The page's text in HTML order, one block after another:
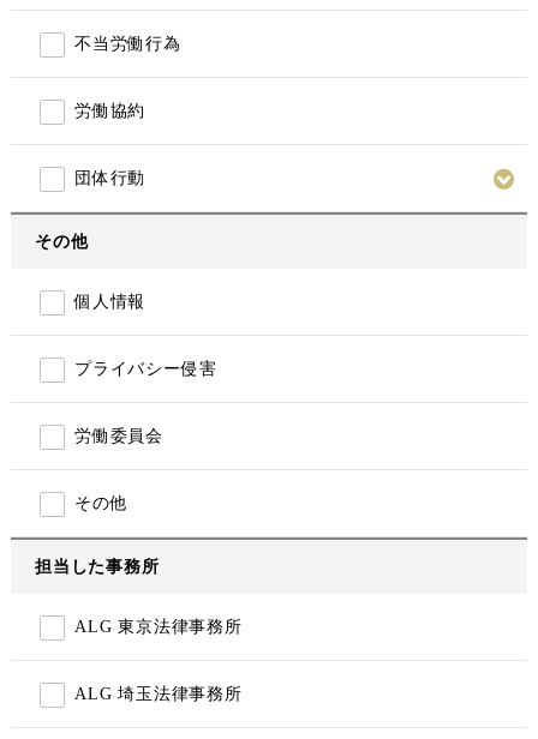
不当労働行為
労働協約
団体行動
その他
個人情報
プライバシー侵害
労働委員会
その他
担当した事務所
ALG 東京法律事務所
ALG 埼玉法律事務所